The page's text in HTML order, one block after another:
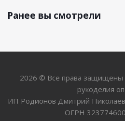
Ранее вы смотрели
2026 © Все права защищены
рукоделия
ИП Родионов Дмитрий
ОГРН